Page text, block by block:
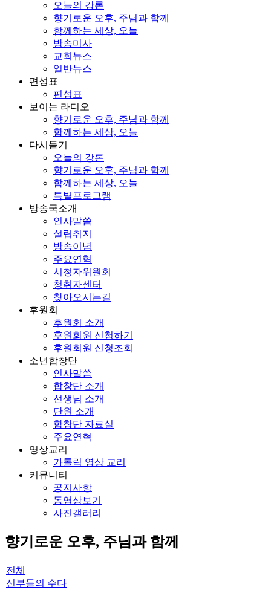
오늘의 강론
향기로운 오후, 주님과 함께
함께하는 세상, 오늘
방송미사
교회뉴스
일반뉴스
편성표
편성표
보이는 라디오
향기로운 오후, 주님과 함께
함께하는 세상, 오늘
다시듣기
오늘의 강론
향기로운 오후, 주님과 함께
함께하는 세상, 오늘
특별프로그램
방송국소개
인사말씀
설립취지
방송이념
주요연혁
시청자위원회
청취자센터
찾아오시는길
후원회
후원회 소개
후원회원 신청하기
후원회원 신청조회
소년합창단
인사말씀
합창단 소개
선생님 소개
단원 소개
합창단 자료실
주요연혁
영상교리
가톨릭 영상 교리
커뮤니티
공지사항
동영상보기
사진갤러리
향기로운 오후, 주님과 함께
전체
신부들의 수다